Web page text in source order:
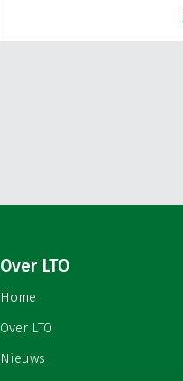
Over LTO
Home
Over LTO
Nieuws